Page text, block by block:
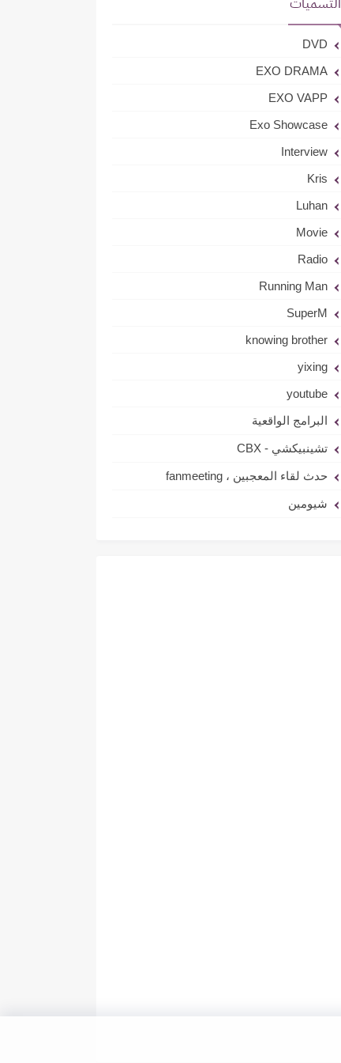
DVD
EXO DRAMA
EXO VAPP
Exo Showcase
Interview
Kris
Luhan
Movie
Radio
Running Man
SuperM
knowing brother
yixing
youtube
البرامج الواقعية
تشينبيكشي - CBX
حدث لقاء المعجبين ، fanmeeting
شيومين